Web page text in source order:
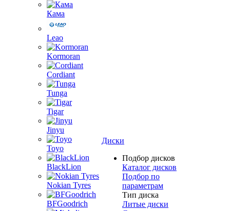
Кама
Leao
Kormoran
Cordiant
Tunga
Tigar
Jinyu
Toyo
BlackLion
Nokian Tyres
BFGoodrich
Диски
Подбор дисков
Каталог дисков
Подбор по
параметрам
Тип диска
Литые диски